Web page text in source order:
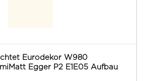
Eurodekor W980
Egger P2 E1E05 Aufbau